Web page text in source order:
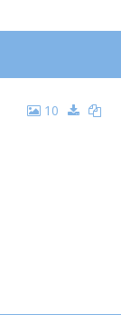
10